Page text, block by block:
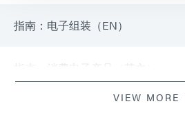
指南：电子组装（EN）
指南：消费电子产品（英文）
VIEW MORE